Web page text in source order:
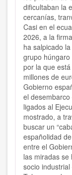
dificultaban la
cercanías,
Casi en el
2026, a la
ha salpicado
grupo húngaro
por la que
millones de
Gobierno
el
ligados al
mostrado, a
buscar un
españolidad
entre el
las miradas se
socio